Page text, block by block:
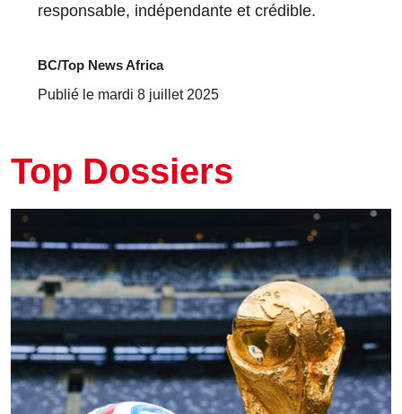
responsable, indépendante et crédible.
BC/Top News Africa
Publié le mardi 8 juillet 2025
Top Dossiers